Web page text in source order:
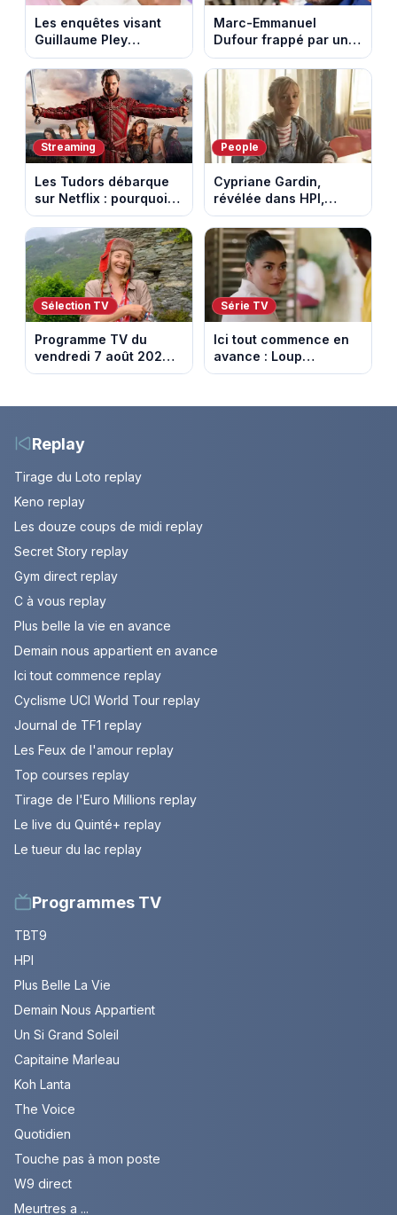
Les enquêtes visant
Guillaume Pley
poussent Ragnar Le
Breton à quitter la
tournée Legend
Marc-Emmanuel
Dufour frappé par un
terrible incendie : son
chalet part en fumée
Streaming
Les Tudors débarque
sur Netflix : pourquoi la
série n’a rien perdu de
son pouvoir
People
Cypriane Gardin,
révélée dans HPI,
lance une cagnotte
après des difficultés
financières
Sélection TV
Programme TV du
vendredi 7 août 2026 :
notre sélection pour
Série TV
Ici tout commence en
avance : Loup
découvre la trahison
10 août 2026 (spoiler)
Replay
Tirage du Loto replay
Keno replay
Les douze coups de midi replay
Secret Story replay
Gym direct replay
C à vous replay
Plus belle la vie en avance
Demain nous appartient en avance
Ici tout commence replay
Cyclisme UCI World Tour replay
Journal de TF1 replay
Les Feux de l'amour replay
Top courses replay
Tirage de l'Euro Millions replay
Le live du Quinté+ replay
Le tueur du lac replay
Programmes TV
TBT9
HPI
Plus Belle La Vie
Demain Nous Appartient
Un Si Grand Soleil
Capitaine Marleau
Koh Lanta
The Voice
Quotidien
Touche pas à mon poste
W9 direct
Meurtres a ...